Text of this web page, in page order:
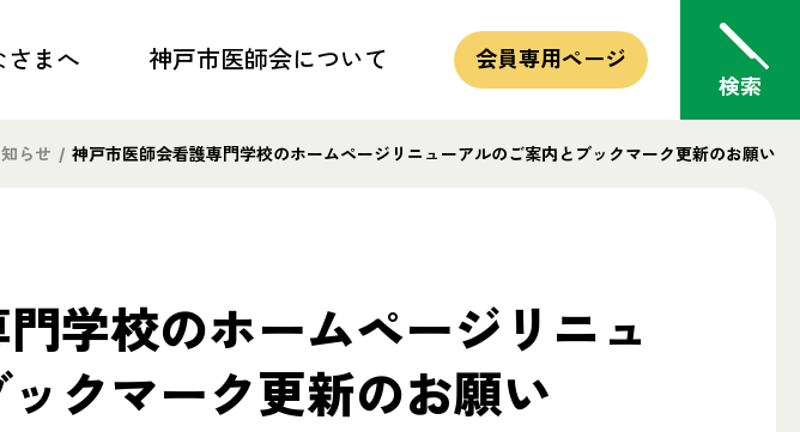
会員専用ページ
さまへ 神戸市医師会について
トップ
事業内容・目的・方針
アクセス
らせ / 神戸市医師会看護専門学校のホームページリニューアルのご案内とブックマーク更新のお願い
学校のホームページリニュ
クマーク更新のお願い